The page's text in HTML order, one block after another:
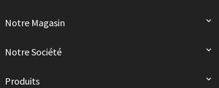
Notre Magasin 
Notre Société 
Produits 